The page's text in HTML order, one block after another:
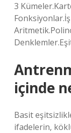
3
içinde
Basit
ifadelerin,